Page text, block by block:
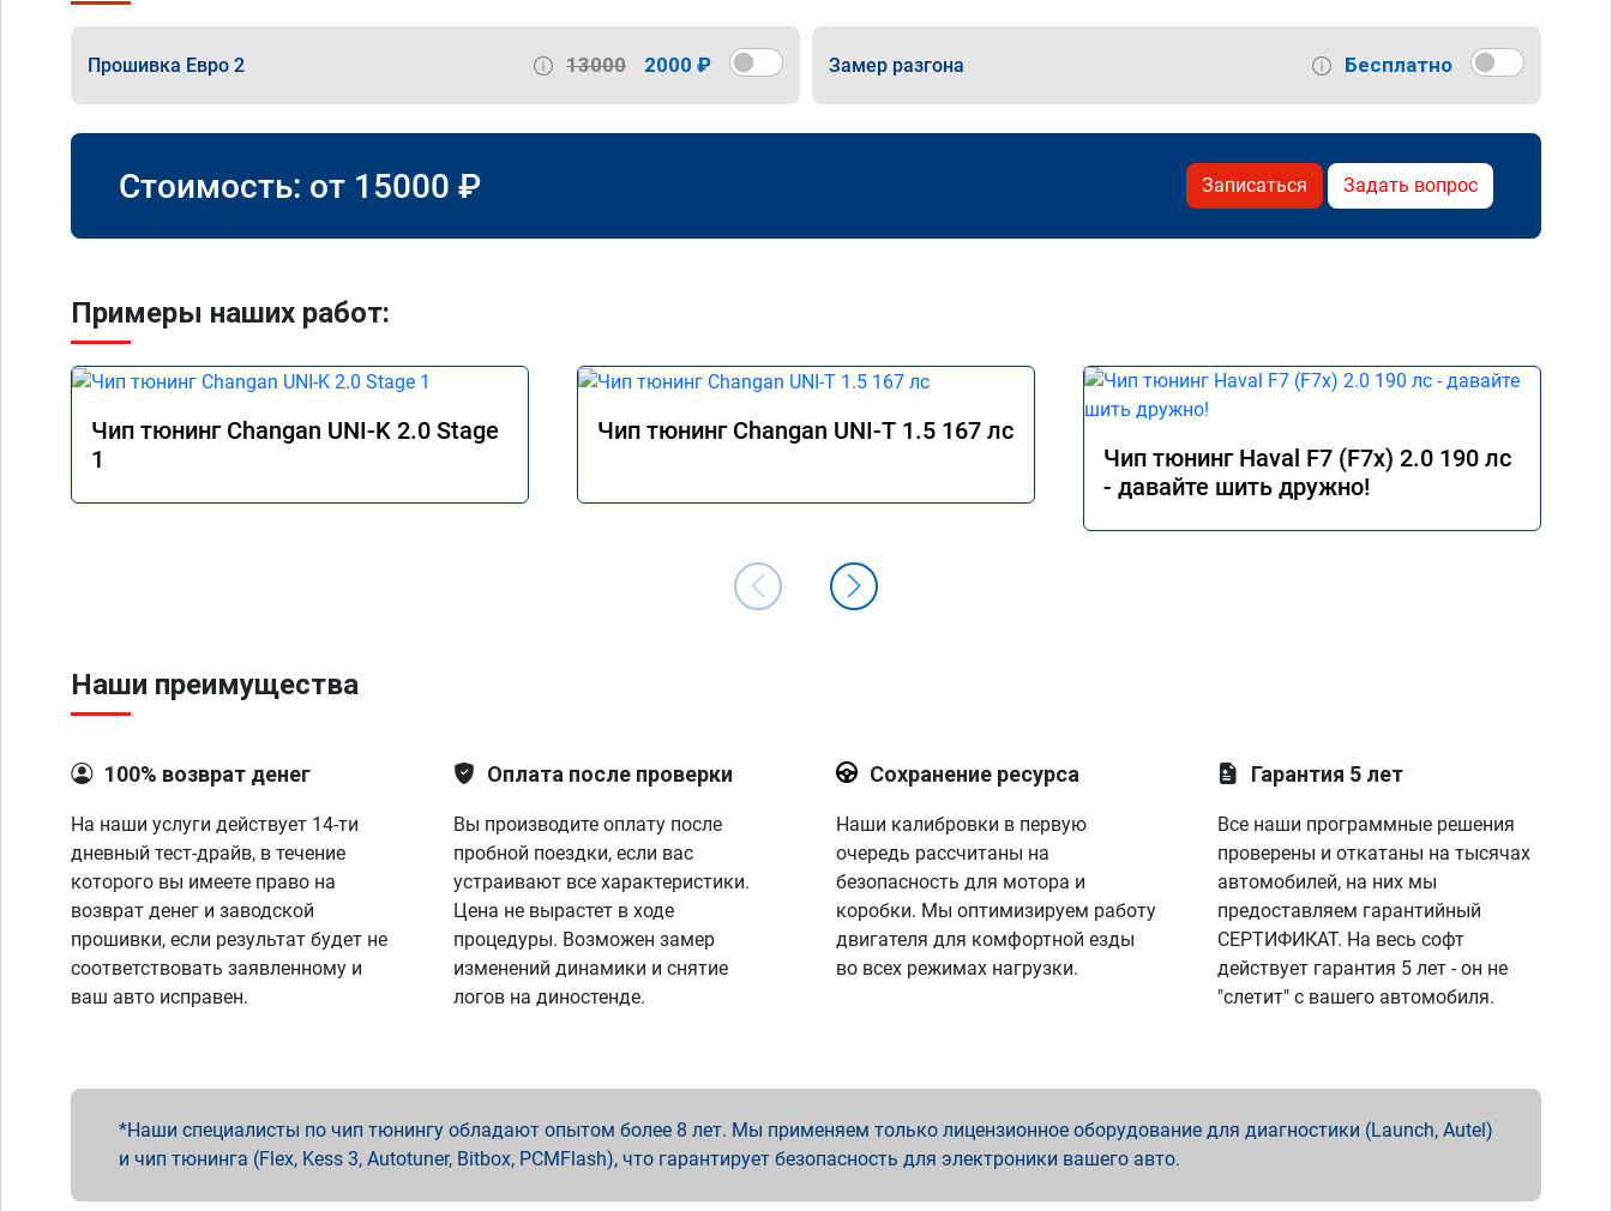
Прошивка Евро 2 13000 2000 ₽ Замер разгона Бесплатно
Стоимость: от 15000 ₽ Записаться Задать вопрос
Примеры наших работ:
Чип тюнинг Changan UNI-K 2.0 Stage
1
Чип тюнинг Changan UNI-T 1.5 167 лс
Чип тюнинг Haval F7 (F7x) 2.0 190 лс
- давайте шить дружно!
Наши преимущества
100% возврат денег
На наши услуги действует 14-ти
дневный тест-драйв, в течение
которого вы имеете право на
возврат денег и заводской
прошивки, если результат будет не
соответствовать заявленному и
ваш авто исправен.
Оплата после проверки
Вы производите оплату после
пробной поездки, если вас
устраивают все характеристики.
Цена не вырастет в ходе
процедуры. Возможен замер
изменений динамики и снятие
логов на диностенде.
Сохранение ресурса
Наши калибровки в первую
очередь рассчитаны на
безопасность для мотора и
коробки. Мы оптимизируем работу
двигателя для комфортной езды
во всех режимах нагрузки.
Гарантия 5 лет
Все наши программные решения
проверены и откатаны на тысячах
автомобилей, на них мы
предоставляем гарантийный
СЕРТИФИКАТ. На весь софт
действует гарантия 5 лет - он не
"слетит" с вашего автомобиля.
Наши специалисты по чип тюнингу обладают опытом более 8 лет. Мы применяем только лицензионное оборудование для диагностики (Launch, Autel)
и чип тюнинга (Flex, Kess 3, Autotuner, Bitbox, PCMFlash), что гарантирует безопасность для электроники вашего авто.